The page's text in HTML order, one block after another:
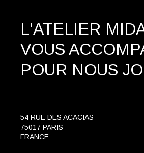
L'ATELIER
VOUS
POUR NOUS
54 RUE DES ACACIAS
75017 PARIS
FRANCE